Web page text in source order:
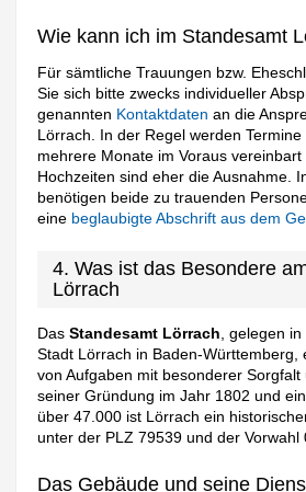
Wie kann ich im Standesamt
Für sämtliche Trauungen bzw.
Sie sich bitte zwecks individueller
genannten Kontaktdaten an die
Lörrach. In der Regel werden
mehrere Monate im Voraus
Hochzeiten sind eher die Ausnahme.
benötigen beide zu trauenden
eine beglaubigte Abschrift aus dem
4. Was ist das Besondere
Lörrach
DasStandesamt Lörrach, gelegen
Stadt Lörrach in Baden-Württemberg,
von Aufgaben mit besonderer Sorgfalt
seiner Gründung im Jahr 1802 und
über 47.000 ist Lörrach ein
unter der PLZ 79539 und der Vorwahl
Das Gebäude und seine